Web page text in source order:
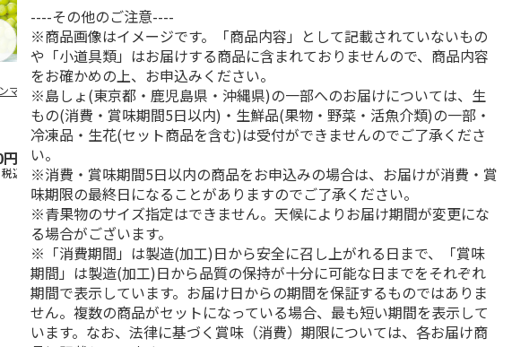
マスカット
込)
ＷＥＢ定期便果物コ
ース
4.5（102）
(送料・税込)
ビッグマスクメロ
ン ２個入
4.7（10）
(送料・税込)
夏小夏 家庭用 ３
ｋｇ
4.6（26）
(送料・税込)
福島県産ふぞろい
桃 川中島白桃
(送料・税込)
----その他のご注意----
※商品画像はイメージです。「商品内容」として記載されていないもの
や「小道具類」はお届けする商品に含まれておりませんので、商品内容
をお確かめの上、お申込みください。
※島しょ(東京都・鹿児島県・沖縄県)の一部へのお届けについては、生
もの(消費・賞味期間5日以内)・生鮮品(果物・野菜・活魚介類)の一部・
冷凍品・生花(セット商品を含む)は受付ができませんのでご了承くださ
い。
※消費・賞味期間5日以内の商品をお申込みの場合は、お届けが消費・賞
味期限の最終日になることがありますのでご了承ください。
※青果物のサイズ指定はできません。天候によりお届け期間が変更にな
る場合がございます。
※「消費期間」は製造(加工)日から安全に召し上がれる日まで、「賞味
期間」は製造(加工)日から品質の保持が十分に可能な日までをそれぞれ
期間で表示しています。お届け日からの期間を保証するものではありま
せん。複数の商品がセットになっている場合、最も短い期間を表示して
います。なお、法律に基づく賞味（消費）期限については、各お届け商